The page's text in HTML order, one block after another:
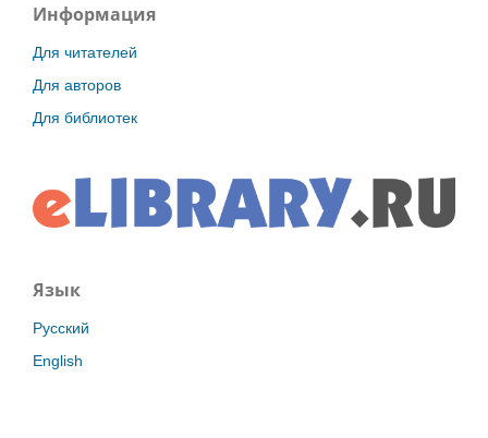
Информация
Для читателей
Для авторов
Для библиотек
Язык
Русский
English